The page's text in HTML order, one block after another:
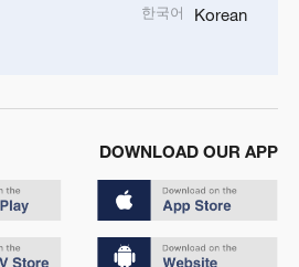
Korean
한국어
DOWNLOAD OUR APP